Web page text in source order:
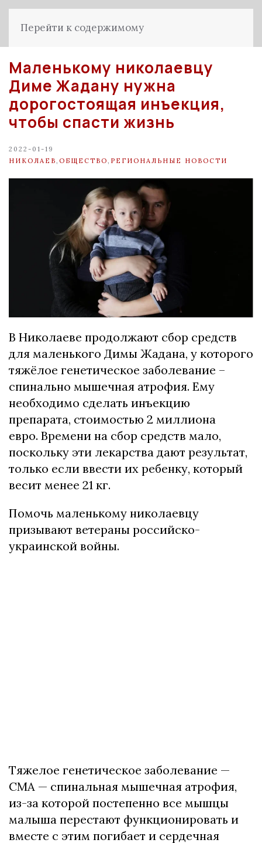
Перейти к содержимому
Маленькому николаевцу
Диме Жадану нужна
дорогостоящая инъекция,
чтобы спасти жизнь
2022-01-19
НИКОЛАЕВ ОБЩЕСТВО РЕГИОНАЛЬНЫЕ НОВОСТИ
В Николаеве продолжают сбор средств
для маленького Димы Жадана, у которого
тяжёлое генетическое заболевание –
спинально мышечная атрофия. Ему
необходимо сделать инъекцию
препарата, стоимостью 2 миллиона
евро. Времени на сбор средств мало,
поскольку эти лекарства дают результат,
только если ввести их ребенку, который
весит менее 21 кг.
Помочь маленькому николаевцу
призывают ветераны российско-
украинской войны.
Тяжелое генетическое заболевание —
СМА — спинальная мышечная атрофия,
из-за которой постепенно все мышцы
малыша перестают функционировать и
вместе с этим погибает и сердечная